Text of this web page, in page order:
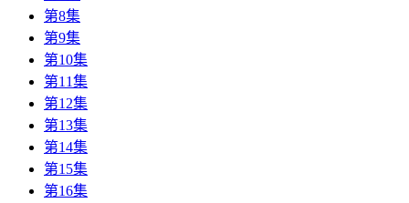
第8集
第9集
第10集
第11集
第12集
第13集
第14集
第15集
第16集